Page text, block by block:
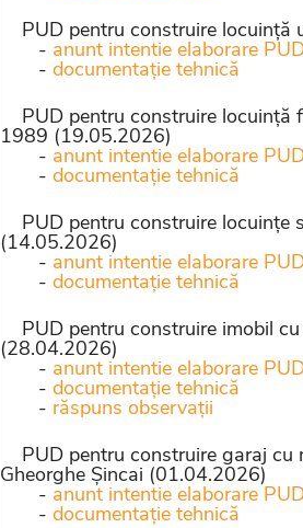
PUD pentru construire locuință
- anunt intentie elaborare
- documentație tehnică
PUD pentru construire locuință
1989 (19.05.2026)
- anunt intentie elaborare
- documentație tehnică
PUD pentru construire locuințe
(14.05.2026)
- anunt intentie elaborare
- documentație tehnică
PUD pentru construire imobil
(28.04.2026)
- anunt intentie elaborare
- documentație tehnică
- răspuns observații
PUD pentru construire garaj cu
Gheorghe Șincai (01.04.2026)
- anunt intentie elaborare
- documentație tehnică